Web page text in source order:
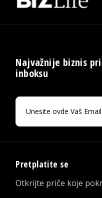
Najvažnije biznis
inboksu
Pretplatite se
Otkrijte priče koje